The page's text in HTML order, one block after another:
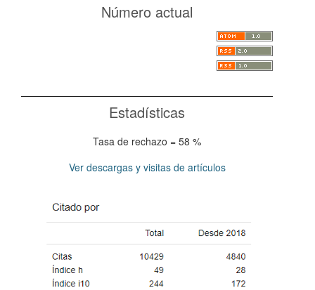
Número actual
Estadísticas
Tasa de rechazo = 58 %
Ver descargas y visitas de artículos